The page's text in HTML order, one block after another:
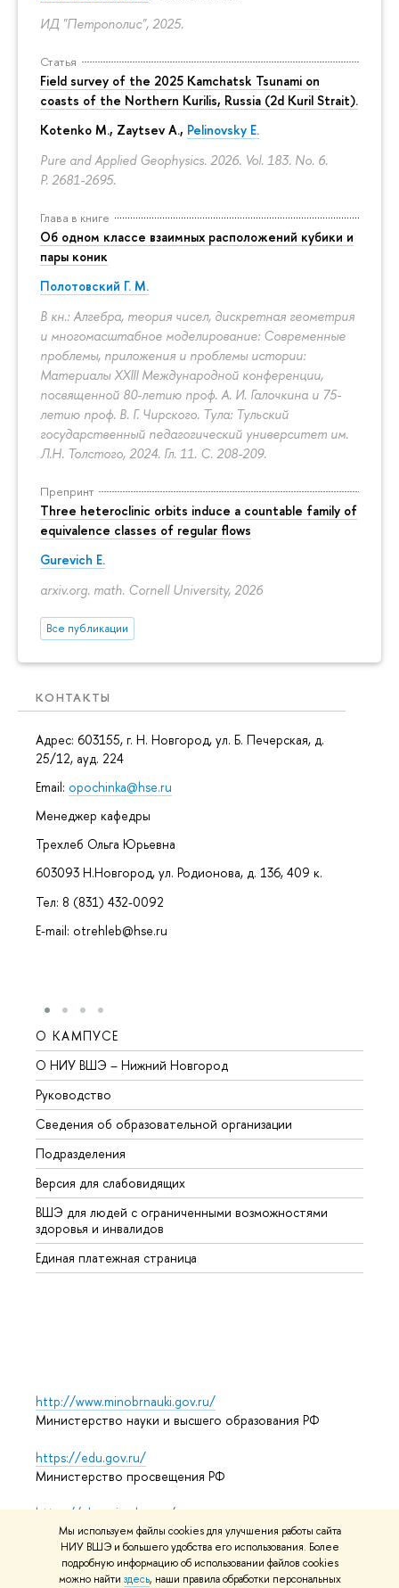
Мы используем файлы cookies для улучшения работы сайта
НИУ ВШЭ и большего удобства его использования. Более
подробную информацию об использовании файлов cookies
можно найти здесь, наши правила обработки персональных
ИД "Петрополис", 2025.
Статья
Field survey of the 2025 Kamchatsk Tsunami on
coasts of the Northern Kurilis, Russia (2d Kuril Strait).
Kotenko M., Zaytsev A., Pelinovsky E.
Pure and Applied Geophysics. 2026. Vol. 183. No. 6.
P. 2681-2695.
Глава в книге
Об одном классе взаимных расположений кубики и
пары коник
Полотовский Г. М.
В кн.: Алгебра, теория чисел, дискретная геометрия
и многомасштабное моделирование: Современные
проблемы, приложения и проблемы истории:
Материалы XXIII Международной конференции,
посвященной 80-летию проф. А. И. Галочкина и 75-
летию проф. В. Г. Чирского. Тула: Тульский
государственный педагогический университет им.
Л.Н. Толстого, 2024. Гл. 11. С. 208-209.
Препринт
Three heteroclinic orbits induce a countable family of
equivalence classes of regular flows
Gurevich E.
arxiv.org. math. Cornell University, 2026
Все публикации
КОНТАКТЫ
Адрес: 603155, г. Н. Новгород, ул. Б. Печерская, д.
25/12, ауд. 224
Email: opochinka@hse.ru
Менеджер кафедры
Трехлеб Ольга Юрьевна
603093 Н.Новгород, ул. Родионова, д. 136, 409 к.
Тел: 8 (831) 432-0092
E-mail: otrehleb@hse.ru
О КАМПУСЕ
О НИУ ВШЭ – Нижний Новгород
Руководство
Сведения об образовательной организации
Подразделения
Версия для слабовидящих
ВШЭ для людей с ограниченными возможностями
здоровья и инвалидов
Единая платежная страница
http://www.minobrnauki.gov.ru/
Министерство науки и высшего образования РФ
https://edu.gov.ru/
Министерство просвещения РФ
https://elearning.hse.ru/mooc
Массовые открытые онлайн-курсы